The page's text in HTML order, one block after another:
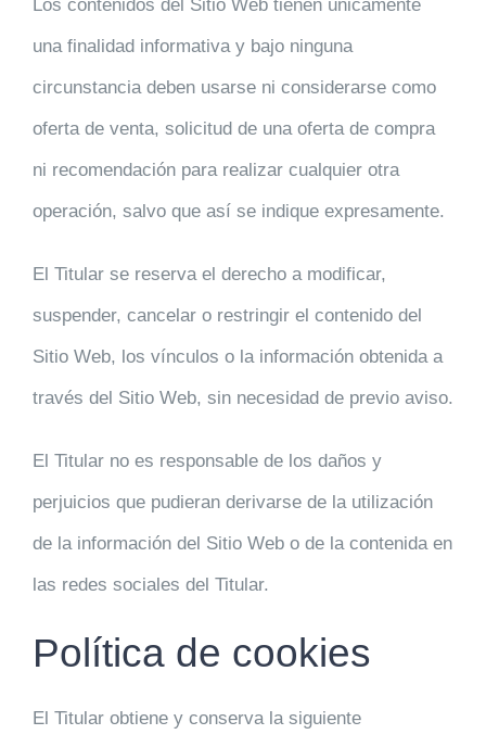
Los contenidos del Sitio Web tienen únicamente
una finalidad informativa y bajo ninguna
circunstancia deben usarse ni considerarse como
oferta de venta, solicitud de una oferta de compra
ni recomendación para realizar cualquier otra
operación, salvo que así se indique expresamente.
El Titular se reserva el derecho a modificar,
suspender, cancelar o restringir el contenido del
Sitio Web, los vínculos o la información obtenida a
través del Sitio Web, sin necesidad de previo aviso.
El Titular no es responsable de los daños y
perjuicios que pudieran derivarse de la utilización
de la información del Sitio Web o de la contenida en
las redes sociales del Titular.
Política de cookies
El Titular obtiene y conserva la siguiente